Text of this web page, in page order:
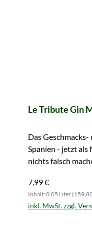
Le Tribute Gin
Das
Spanien - jetzt als
nichts falsch
7,99 €
Inhalt: 0.05 Liter
inkl. MwSt. zzgl.